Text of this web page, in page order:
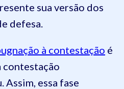
sua versão dos
defesa.
à contestação é
contestação
Assim, essa fase